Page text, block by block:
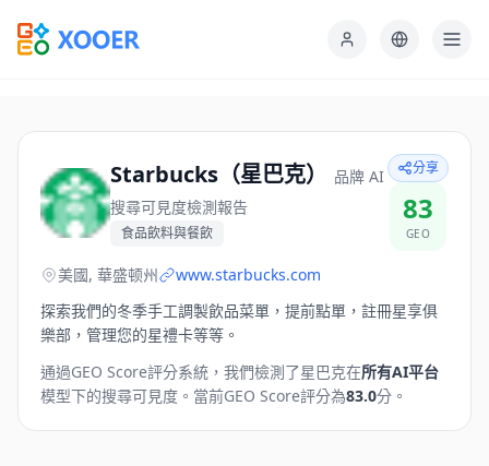
Starbucks（星巴克）
品牌 AI
搜尋可見度檢測報告
食品飲料與餐飲
分享
83
GEO
美國, 華盛顿州
www.starbucks.com
探索我們的冬季手工調製飲品菜單，提前點單，註冊星享俱
樂部，管理您的星禮卡等等。
通過GEO Score評分系統，我們檢測了星巴克在所有AI平台
模型下的搜尋可見度。 當前GEO Score評分為83.0分。